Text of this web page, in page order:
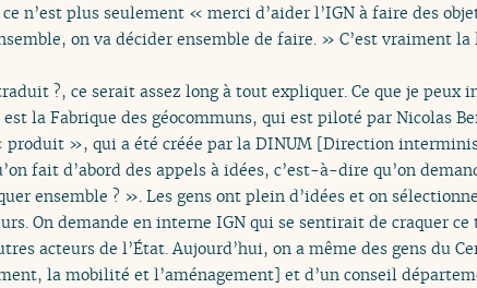
n’est plus seulement « merci d’aider l’IGN à faire des
on va décider ensemble de faire. » C’est vraiment la
?, ce serait assez long à tout expliquer. Ce que je peux
la Fabrique des géocommuns, qui est piloté par Nicolas
», qui a été créée par la DINUM [Direction
fait d’abord des appels à idées, c’est-à-dire qu’on
ensemble ? ». Les gens ont plein d’idées et on sélectionne.
On demande en interne IGN qui se sentirait de craquer ce
acteurs de l’État. Aujourd’hui, on a même des gens du
la mobilité et l’aménagement] et d’un conseil